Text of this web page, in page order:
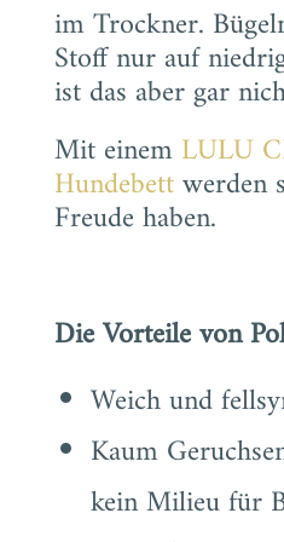
im Trockner.
Stoff nur auf
ist das aber gar
Mit einemLULU
Hundebettwerden
Freude haben.
Die Vorteile von
Weich und
Kaum
kein Milieu für